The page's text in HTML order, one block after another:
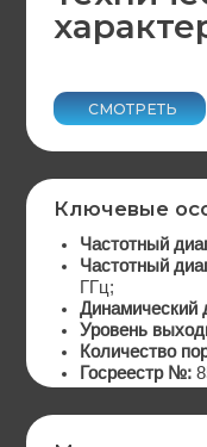
Ключевые
Частотный
Динамический
Количество
Госреестр №:
Одной из ключевых
многоканального
СМОТРЕТЬ